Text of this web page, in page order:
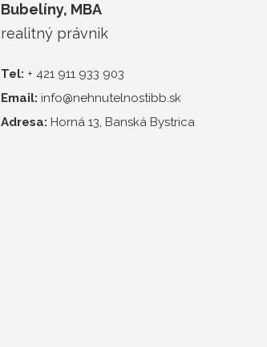
Bubelíny, MBA
realitný právnik
Tel: + 421 911 933 903
Email: info@nehnutelnostibb.sk
Adresa: Horná 13, Banská Bystrica